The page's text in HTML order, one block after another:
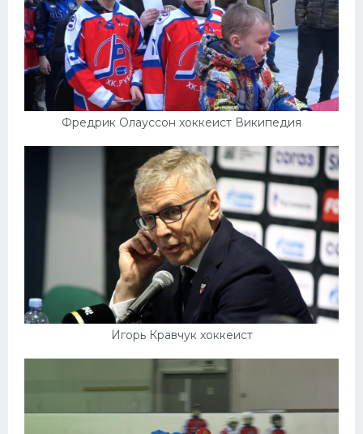
Фредрик Олауссон хоккеист Википедия
Игорь Кравчук хоккеист